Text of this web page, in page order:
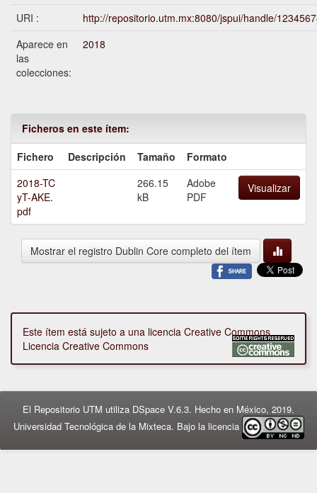
URI :
http://repositorio.utm.mx:8080/jspui/handle/
Aparece en
las
colecciones:
2018
Ficheros en este ítem:
Fichero
Descripción Tamaño
Formato
2018-TC
yT-AKE.
pdf
266.15
kB
Adobe
PDF
Visualizar
Mostrar el registro Dublin Core completo del ítem
Este ítem está sujeto a una licencia Creative Commons
Licencia Creative Commons
El Repositorio UTM utiliza DSpace V.6.3. Hecho en México, 2019.
Universidad Tecnológica de la Mixteca. Bajo la licencia